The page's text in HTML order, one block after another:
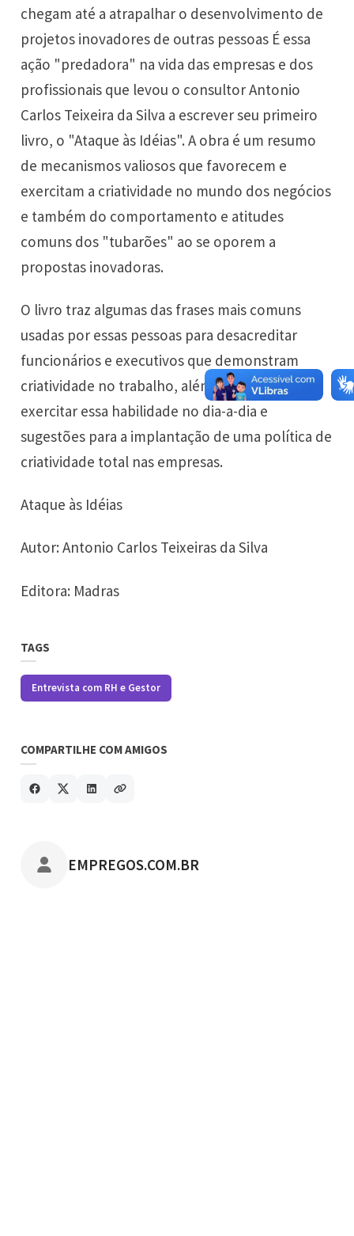
chegam até a atrapalhar o desenvolvimento de
projetos inovadores de outras pessoas É essa
ação "predadora" na vida das empresas e dos
profissionais que levou o consultor Antonio
Carlos Teixeira da Silva a escrever seu primeiro
livro, o "Ataque às Idéias". A obra é um resumo
de mecanismos valiosos que favorecem e
exercitam a criatividade no mundo dos negócios
e também do comportamento e atitudes
comuns dos "tubarões" ao se oporem a
propostas inovadoras.
O livro traz algumas das frases mais comuns
usadas por essas pessoas para desacreditar
funcionários e executivos que demonstram
criatividade no trabalho, além de dicas para
exercitar essa habilidade no dia-a-dia e
sugestões para a implantação de uma política de
criatividade total nas empresas.
Ataque às Idéias
Autor: Antonio Carlos Teixeiras da Silva
Editora: Madras
TAGS
Entrevista com RH e Gestor
COMPARTILHE COM AMIGOS
POSTADO POR
EMPREGOS.COM.BR